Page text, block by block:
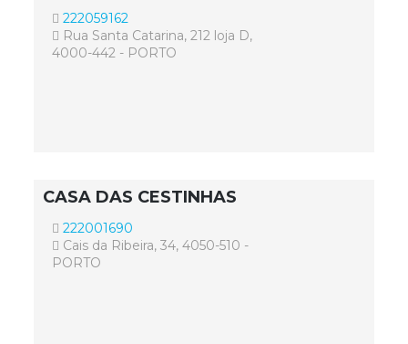
222059162
Rua Santa Catarina, 212 loja D,
4000-442 - PORTO
CASA DAS CESTINHAS
222001690
Cais da Ribeira, 34, 4050-510 -
PORTO